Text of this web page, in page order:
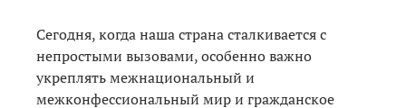
Сегодня, когда наша страна сталкивается с
непростыми вызовами, особенно важно
укреплять межнациональный и
межконфессиональный мир и гражданское